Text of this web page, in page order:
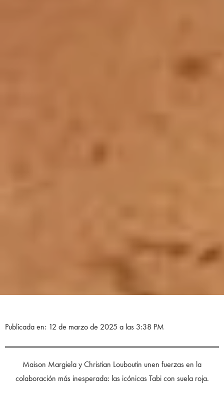
Publicada en: 12 de marzo de 2025 a las 3:38 PM
Maison Margiela y Christian Louboutin unen fuerzas en la
colaboración más inesperada: las icónicas Tabi con suela roja.